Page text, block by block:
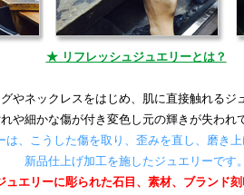
★ リフレッシュジュエリーとは？
グやネックレスをはじめ、肌に直接触れるジ
や細かな傷が付き変色し元の輝きが失われ
は、こうした傷を取り、歪みを直し、磨き
新品仕上げ加工を施したジュエリーです
ュエリーに彫られた石目、素材、ブランド